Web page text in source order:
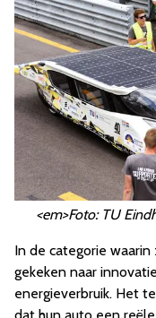
<em>Foto: TU
In de categorie
gekeken naar
energieverbruik. Het
dat hun auto een